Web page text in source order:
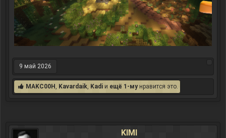
9 май 2026
MAKC00H , Kavardaik, Kadi и ещё 1-мунравится это.
KIMI